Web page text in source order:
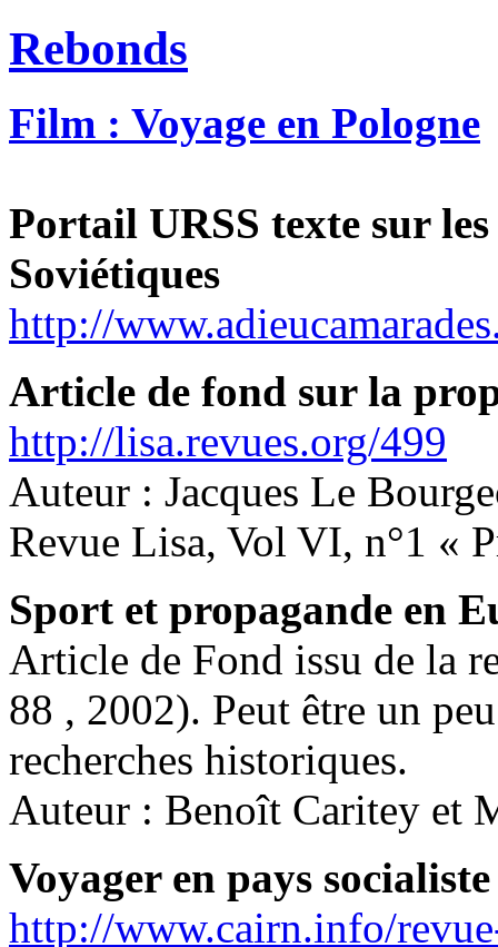
Rebonds
Film : Voyage en Pologne
Portail URSS texte sur
Soviétiques
http://
Article de fond sur la
http://lisa.revues.org/499
Auteur : Jacques Le
Revue Lisa, Vol VI, n°1 «
Sport et propagande en
Article de Fond issu de la
88 , 2002). Peut être un
recherches historiques.
Auteur : Benoît Caritey et
Voyager en pays
http://www.cairn.info/